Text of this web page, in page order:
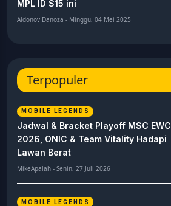
MPL ID S15 ini
Aldonov Danoza - Minggu, 04 Mei 2025
Terpopuler
MOBILE LEGENDS
Jadwal & Bracket Playoff MSC EWC
2026, ONIC & Team Vitality Hadapi
Lawan Berat
MikeApalah - Senin, 27 Juli 2026
MOBILE LEGENDS